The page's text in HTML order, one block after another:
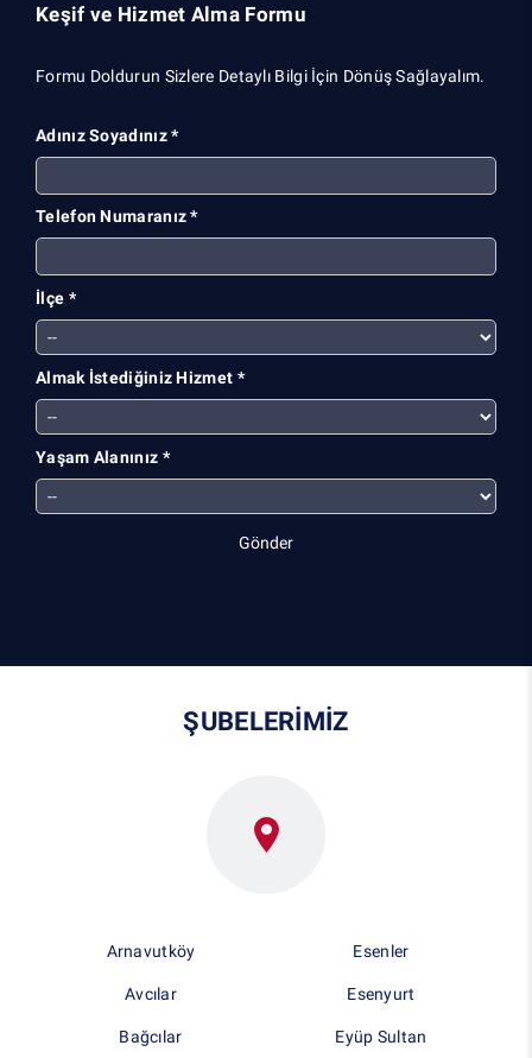
Keşif ve Hizmet Alma Formu
Formu Doldurun Sizlere Detaylı Bilgi İçin Dönüş Sağlayalım.
Adınız Soyadınız *
Telefon Numaranız *
İlçe *
Almak İstediğiniz Hizmet *
Yaşam Alanınız *
Gönder
ŞUBELERİMİZ
Arnavutköy Esenler
Avcılar Esenyurt
Bağcılar Eyüp Sultan